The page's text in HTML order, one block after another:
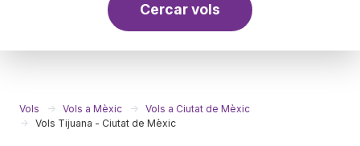
Cercar vols
Vols Vols a Mèxic
Vols a Ciutat de Mèxic
Vols Tijuana - Ciutat de Mèxic